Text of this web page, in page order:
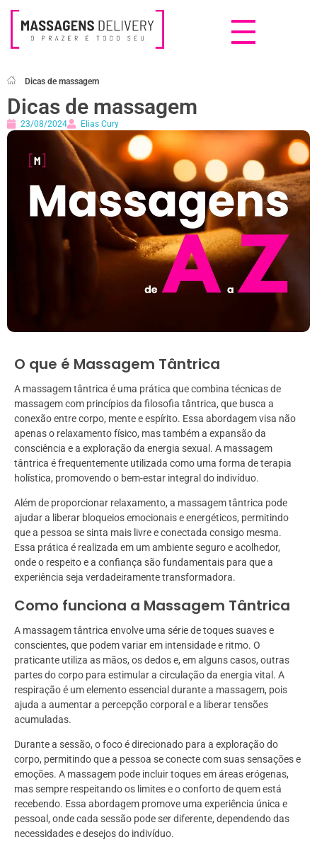
Dicas de massagem
Dicas de massagem
23/08/2024 Elias Cury
O que é Massagem Tântrica
A massagem tântrica é uma prática que combina técnicas de
massagem com princípios da filosofia tântrica, que busca a
conexão entre corpo, mente e espírito. Essa abordagem visa não
apenas o relaxamento físico, mas também a expansão da
consciência e a exploração da energia sexual. A massagem
tântrica é frequentemente utilizada como uma forma de terapia
holística, promovendo o bem-estar integral do indivíduo.
Além de proporcionar relaxamento, a massagem tântrica pode
ajudar a liberar bloqueios emocionais e energéticos, permitindo
que a pessoa se sinta mais livre e conectada consigo mesma.
Essa prática é realizada em um ambiente seguro e acolhedor,
onde o respeito e a confiança são fundamentais para que a
experiência seja verdadeiramente transformadora.
Como funciona a Massagem Tântrica
A massagem tântrica envolve uma série de toques suaves e
conscientes, que podem variar em intensidade e ritmo. O
praticante utiliza as mãos, os dedos e, em alguns casos, outras
partes do corpo para estimular a circulação da energia vital. A
respiração é um elemento essencial durante a massagem, pois
ajuda a aumentar a percepção corporal e a liberar tensões
acumuladas.
Durante a sessão, o foco é direcionado para a exploração do
corpo, permitindo que a pessoa se conecte com suas sensações e
emoções. A massagem pode incluir toques em áreas erógenas,
mas sempre respeitando os limites e o conforto de quem está
recebendo. Essa abordagem promove uma experiência única e
pessoal, onde cada sessão pode ser diferente, dependendo das
necessidades e desejos do indivíduo.